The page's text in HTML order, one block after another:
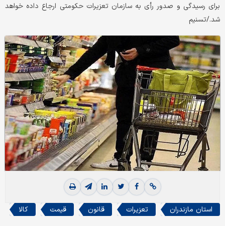
برای رسیدگی و صدور رأی به سازمان تعزیرات حکومتی ارجاع داده خواهد
شد./تسنیم
استان مازندران تعزیرات قانون قیمت کالا